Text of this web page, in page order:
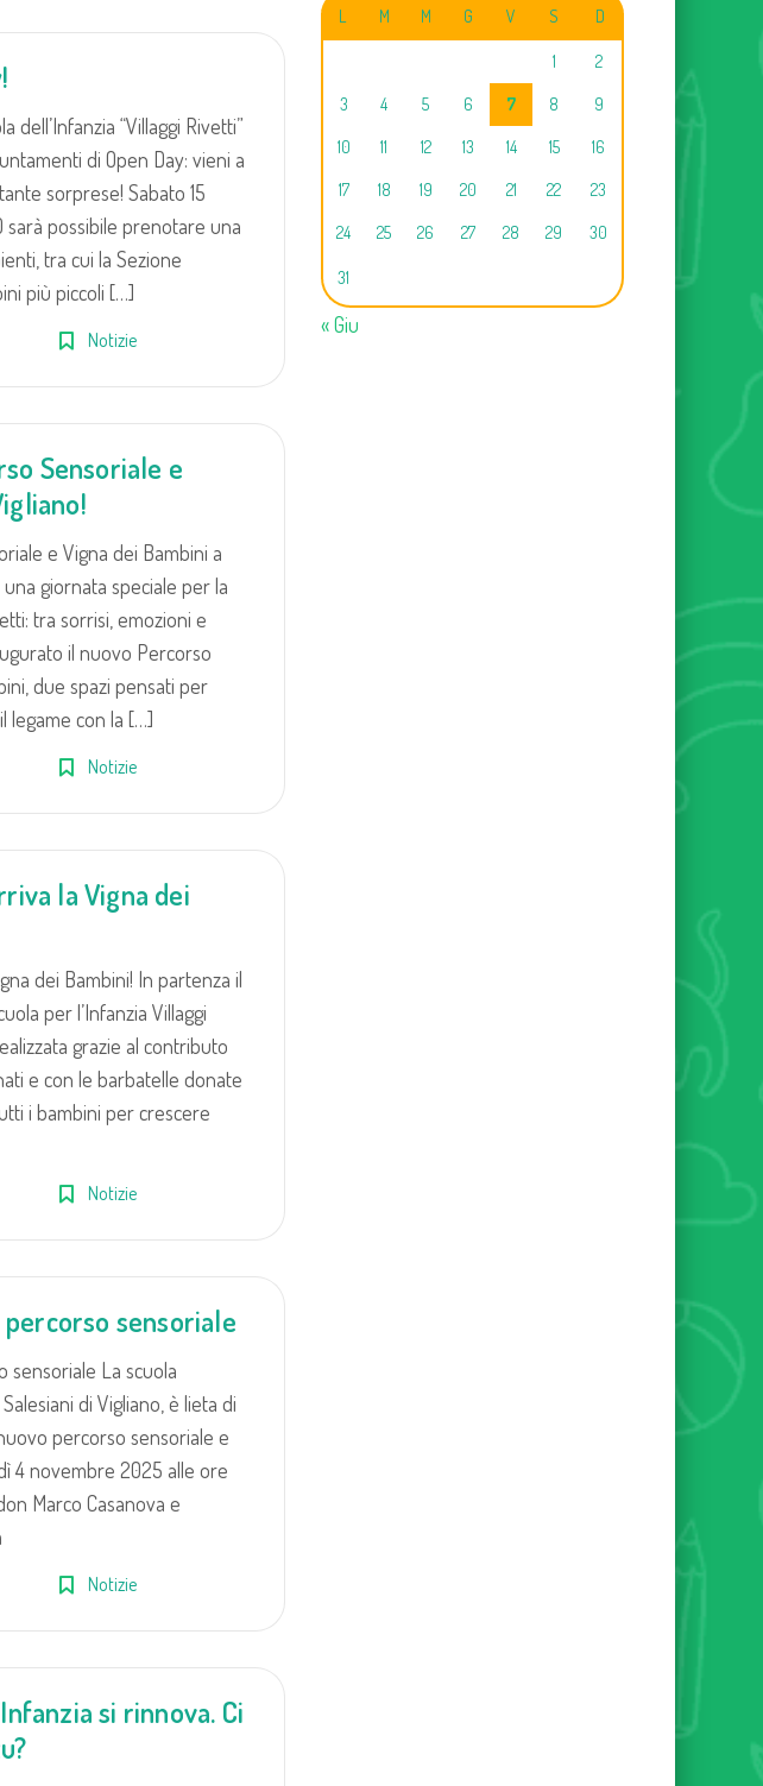
dell’Infanzia “Villaggi Rivetti”
di Open Day: vieni a
sorprese! Sabato 15
sarà possibile prenotare una
tra cui la Sezione
più piccoli […]
Notizie
Sensoriale e
e Vigna dei Bambini a
giornata speciale per la
tra sorrisi, emozioni e
il nuovo Percorso
due spazi pensati per
legame con la […]
Notizie
la Vigna dei
dei Bambini! In partenza il
per l’Infanzia Villaggi
grazie al contributo
e con le barbatelle donate
i bambini per crescere
Notizie
sensoriale
sensoriale La scuola
di Vigliano, è lieta di
percorso sensoriale e
4 novembre 2025 alle ore
Marco Casanova e
Notizie
si rinnova. Ci
L M M G V S D
1 2
3 4 5 6 7 8 9
10 11 12 13 14 15 16
17 18 19 20 21 22 23
24 25 26 27 28 29 30
31
« Giu